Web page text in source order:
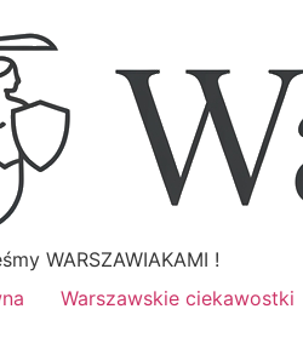
WARSZAWIAKAMI !
Warszawskie ciekawostki